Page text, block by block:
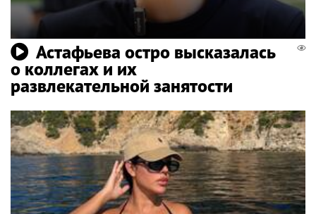
Астафьева остро высказалась
о коллегах и их
развлекательной занятости